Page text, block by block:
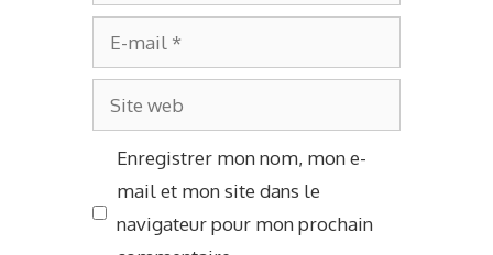
mail
Site
web
Enregistrer mon nom, mon e-
mail et mon site dans le
navigateur pour mon prochain